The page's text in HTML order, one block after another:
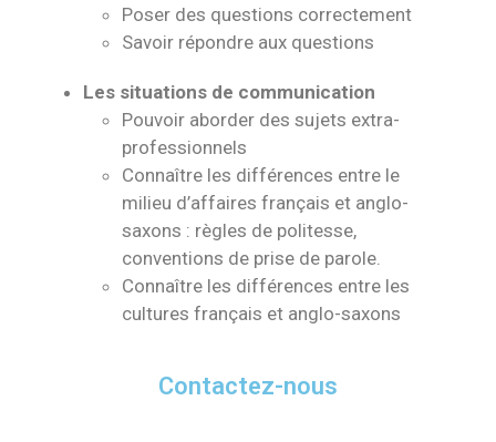
Poser des questions correctement
Savoir répondre aux questions
Les situations de communication
Pouvoir aborder des sujets extra-
professionnels
Connaître les différences entre le
milieu d’affaires français et anglo-
saxons : règles de politesse,
conventions de prise de parole.
Connaître les différences entre les
cultures français et anglo-saxons
Contactez-nous